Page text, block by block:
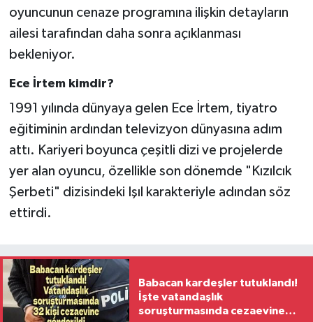
oyuncunun cenaze programına ilişkin detayların
ailesi tarafından daha sonra açıklanması
bekleniyor.
Ece İrtem kimdir?
1991 yılında dünyaya gelen Ece İrtem, tiyatro
eğitiminin ardından televizyon dünyasına adım
attı. Kariyeri boyunca çeşitli dizi ve projelerde
yer alan oyuncu, özellikle son dönemde "Kızılcık
Şerbeti" dizisindeki Işıl karakteriyle adından söz
ettirdi.
Babacan kardeşler tutuklandı!
İşte vatandaşlık
soruşturmasında cezaevine